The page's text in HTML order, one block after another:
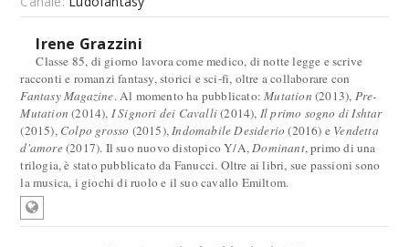
Irene Grazzini
Classe 85, di giorno lavora come medico, di notte legge e scrive
racconti e romanzi fantasy, storici e sci-fi, oltre a collaborare con
Fantasy Magazine. Al momento ha pubblicato:Mutation (2013), Pre-
Mutation (2014), I Signori dei Cavalli(2014), Il primo sogno di Ishtar
(2015), Colpo grosso (2015),Indomabile Desiderio (2016) e Vendetta
d'amore(2017). Il suo nuovo distopico Y/A,Dominant, primo di una
trilogia, è stato pubblicato da Fanucci. Oltre ai libri, sue passioni sono
la musica, i giochi di ruolo e il suo cavallo Emiltom.